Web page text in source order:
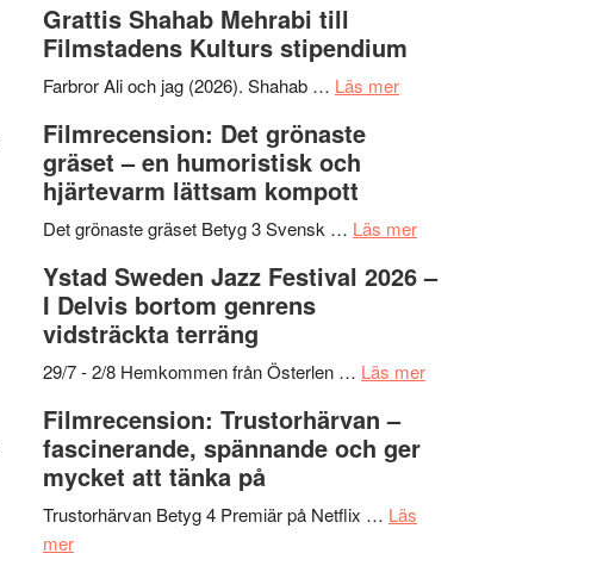
samarbeten
Files:
I
Want
Believe
–
Vrach
Frankenshtey
med
och
Scully
West
presenterar
årets
Grattis Shahab Mehrabi till
Filmstadens Kulturs stipendium
Farbror Ali och jag (2026). Shahab … Läs merom
Filmstadens
stipendium
Filmrecension: Det grönaste
gräset – en humoristisk och
hjärtevarm lättsam kompott
Det grönaste gräset Betyg 3 Svensk … Läs merom
Det
–
och
Ystad Sweden Jazz Festival 2026 –
I Delvis bortom genrens
vidsträckta terräng
29/7 - 2/8 Hemkommen från Österlen … Läs merom
Filmrecension: Trustorhärvan –
fascinerande, spännande och ger
mycket att tänka på
Trustorhärvan Betyg 4 Premiär på Netflix … Läs
merom